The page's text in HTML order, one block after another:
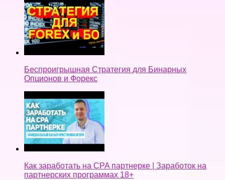
Беспроигрышная Стратегия для Бинарных
Опционов и Форекс
Как заработать на CPA партнерке | Заработок на
партнерских программах 18+